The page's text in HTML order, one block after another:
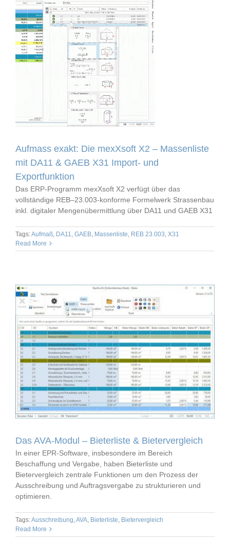
Aufmass exakt: Die mexXsoft X2 – Massenliste
mit DA11 & GAEB X31 Import- und
Exportfunktion
Das ERP-Programm mexXsoft X2 verfügt über das
vollständige REB–23.003-konforme Formelwerk Strassenbau
inkl. digitaler Mengenübermittlung über DA11 und GAEB X31
Tags:Aufmaß, DA11, GAEB, Massenliste, REB 23.003, X31
Read More
Das AVA-Modul – Bieterliste & Bietervergleich
In einer EPR-Software, insbesondere im Bereich
Beschaffung und Vergabe, haben Bieterliste und
Bietervergleich zentrale Funktionen um den Prozess der
Ausschreibung und Auftragsvergabe zu strukturieren und
optimieren.
Tags:Ausschreibung AVA Bieterliste Bietervergleich
Read More